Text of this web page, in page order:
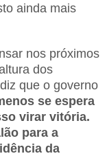
ainda mais
nos próximos
dos
que o governo
se espera
virar vitória.
para a
da